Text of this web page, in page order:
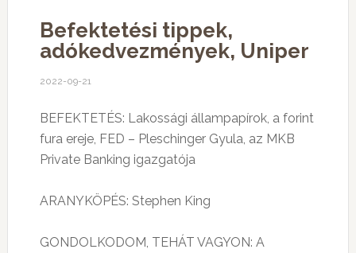
Befektetési tippek,
adókedvezmények, Uniper
2022-09-21
BEFEKTETÉS: Lakossági állampapírok, a forint
fura ereje, FED – Pleschinger Gyula, az MKB
Private Banking igazgatója
ARANYKÖPÉS: Stephen King
GONDOLKODOM, TEHÁT VAGYON: A